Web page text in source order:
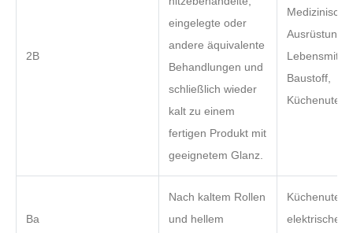
2B
eingelegte oder
andere äquivalente
Behandlungen und
schließlich wieder
kalt zu einem
fertigen Produkt mit
geeignetem Glanz.
Medizinische
Ausrüstung,
Baustoff,
Ba
Nach kaltem Rollen
und hellem
elektrische